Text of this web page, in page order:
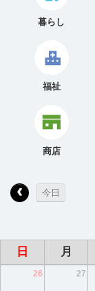
暮らし
福祉
商店
今日
日 月
26 27